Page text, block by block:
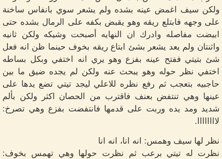
ولكن سيف اغمض عينه بشده ولم يشعر سوي بانفاس ساخنة
على وجهه فابتلع ريقه وهو يقبض بكفه على الرمال بشده حتى
ابيضت مفاصله وادرك ان النهايه أصبحت وشيكه ولكن ثانيه
واثنتان ولم يعد يشعر بشئ ابتاع ريقه بخوف حينما ظن انه فعل
شئ بتيتي ففتح عينه بفزع وهو يري انه اختفي وبكل بساطه
اختفي نظر حوله وهو يبحث عنه ولكن لم يجده ضيق ما بين
حاجبيه بتعجب ثم رفع نظره للاعلي ليجد تيتي تضع يدها على
عينها وهي تنتفض بعنف فاقترب من الحصان اكثر ولكن بألم
شديد ومد يده وربت على قدمها فانتفضت بفزع وهي تصرخ:
لاااااااا.
نظر لها سيف وهمس: انه انا، انه انا
نظرت له تيتي برعب ثم نظرت حولها وهي تهمس بخوف: